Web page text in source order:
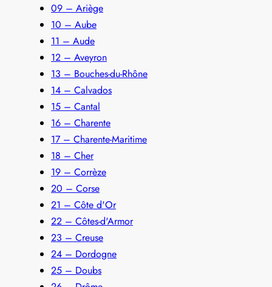
09 – Ariège
10 – Aube
11 – Aude
12 – Aveyron
13 – Bouches-du-Rhône
14 – Calvados
15 – Cantal
16 – Charente
17 – Charente-Maritime
18 – Cher
19 – Corrèze
20 – Corse
21 – Côte d'Or
22 – Côtes-d'Armor
23 – Creuse
24 – Dordogne
25 – Doubs